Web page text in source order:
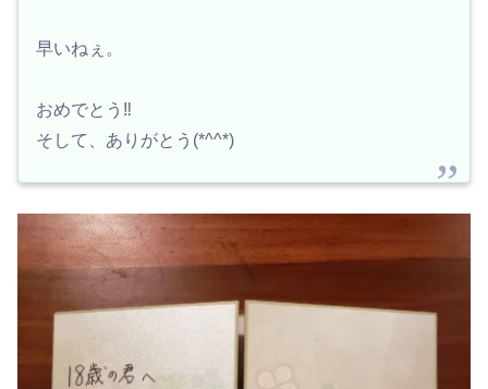
早いねぇ。
おめでとう‼️
そして、ありがとう(*^^*)